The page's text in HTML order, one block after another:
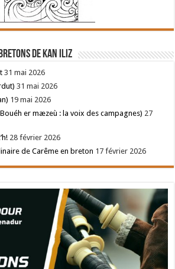
de Kan Iliz
31 mai 2026
31 mai 2026
19 mai 2026
er mæzeù : la voix des campagnes) 27
28 février 2026
de Carême en breton 17 février 2026